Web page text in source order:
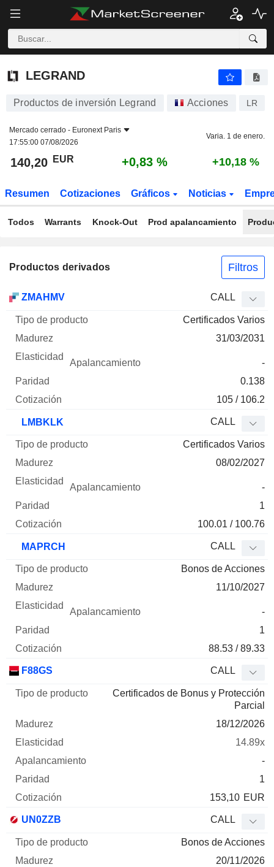
LEGRAND
LEGRAND
Productos de inversión Legrand Acciones LR
Mercado cerrado - Euronext Paris
17:55:00 07/08/2026
Varia. 1 de enero.
140,20 EUR +0,83 % +10,18 %
Resumen Cotizaciones Gráficos Noticias
Todos Warrants Knock-Out Prod apalancamiento
Productos derivados Filtros
ZMAHMV CALL
Certificados Varios
31/03/2031
-
0.138
105 / 106.2
LMBKLK CALL
Certificados Varios
08/02/2027
-
1
100.01 / 100.76
MAPRCH CALL
Bonos de Acciones
11/10/2027
-
1
88.53 / 89.33
F88GS CALL
Certificados de Bonus y Protección
Parcial
18/12/2026
14.89x
-
1
153,10 EUR
UN0ZZB CALL
Bonos de Acciones
20/11/2026